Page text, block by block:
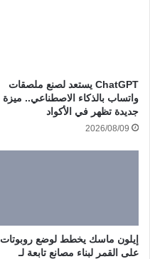
ChatGPT يستعد لصنع ملصقات
واتساب بالذكاء الاصطناعي.. ميزة
جديدة تظهر في الأكواد
2026/08/09
إيلون ماسك يخطط لوضع روبوتات
على القمر لبناء مصانع تابعة لـ